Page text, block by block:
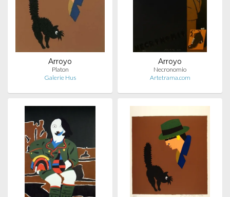
Arroyo
Platon
Galerie Hus
Arroyo
Necronomio
Artetrama.com